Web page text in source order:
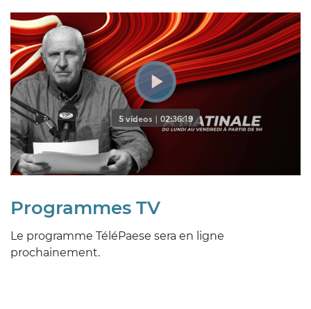
Programmes TV
Le programme TéléPaese sera en ligne
prochainement.